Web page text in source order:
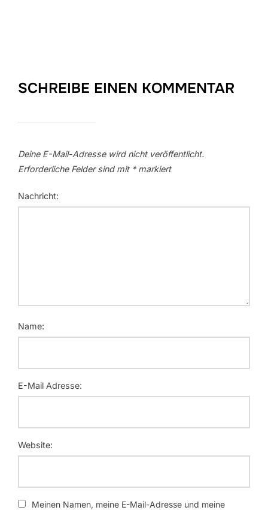
SCHREIBE EINEN KOMMENTAR
Deine E-Mail-Adresse wird nicht veröffentlicht.
Erforderliche Felder sind mit *markiert
Nachricht:
Name:
E-Mail Adresse:
Website:
Meinen Namen, meine E-Mail-Adresse und meine